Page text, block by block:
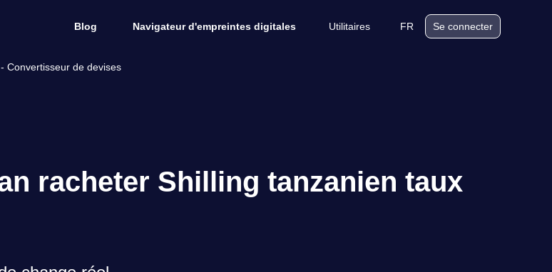
Blog Navigateur d'empreintes digitales Utilitaires FR Se connecter
Convertisseur de devises
racheter Shilling tanzanien taux